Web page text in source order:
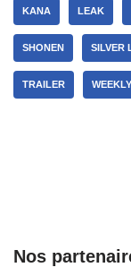
KANA LEAK
SHONEN SILVER
TRAILER
Nos